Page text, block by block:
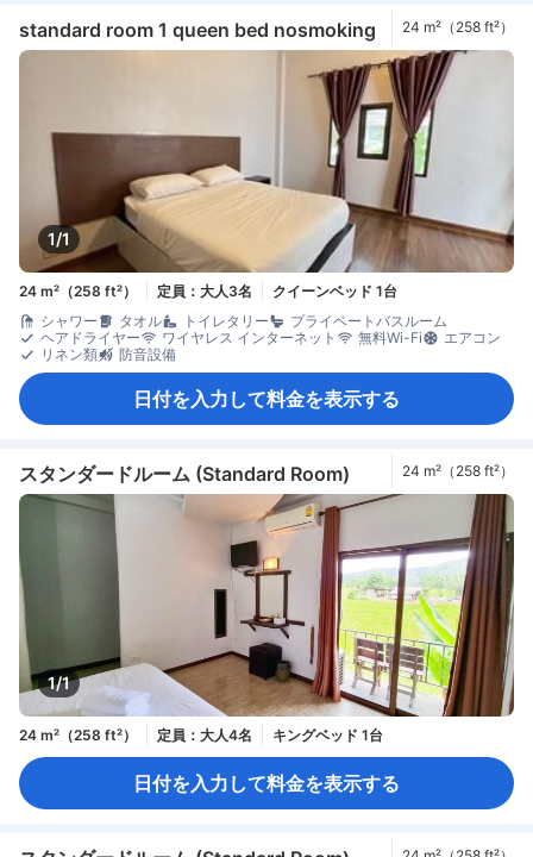
standard room 1 queen bed nosmoking 24 m²（258 ft²）
1/1
24 m²（258 ft²） 定員：大人3名
クイーンベッド 1台
シャワー
タオル トイレタリー
プライベートバスルーム
ヘアドライヤー
ワイヤレス インターネット 無料Wi-Fi
エアコン
リネン類
防音設備
日付を入力して料金を表示する
スタンダードルーム (Standard Room) 24 m²（258 ft²）
1/1
24 m²（258 ft²） 定員：大人4名 キングベッド 1台
日付を入力して料金を表示する